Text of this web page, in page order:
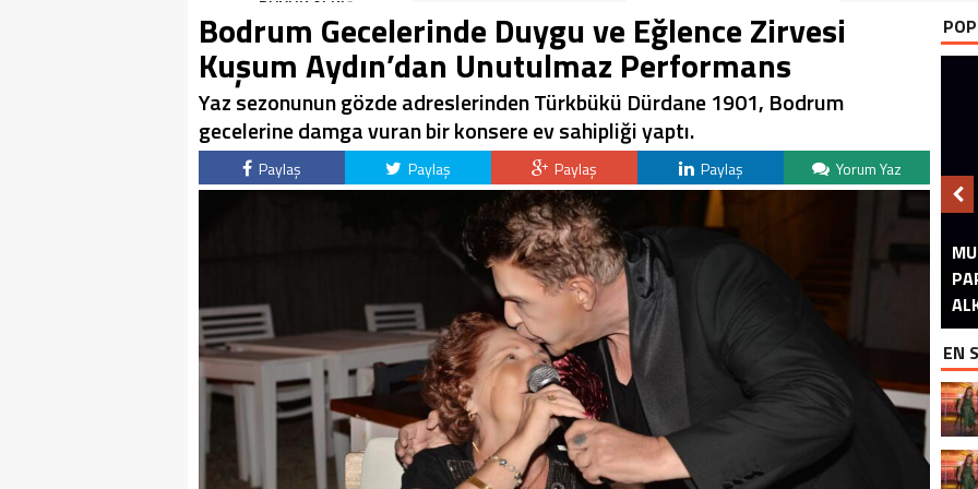
BÜYÜK ALKIŞ
Bodrum Gecelerinde Duygu ve Eğlence Zirvesi
Kuşum Aydın’dan Unutulmaz Performans
Yaz sezonunun gözde adreslerinden Türkbükü Dürdane 1901, Bodrum
gecelerine damga vuran bir konsere ev sahipliği yaptı.
Paylaş Paylaş Paylaş Paylaş Yorum Yaz
EN